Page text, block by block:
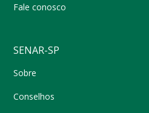
Fale conosco
SENAR-SP
Sobre
Conselhos